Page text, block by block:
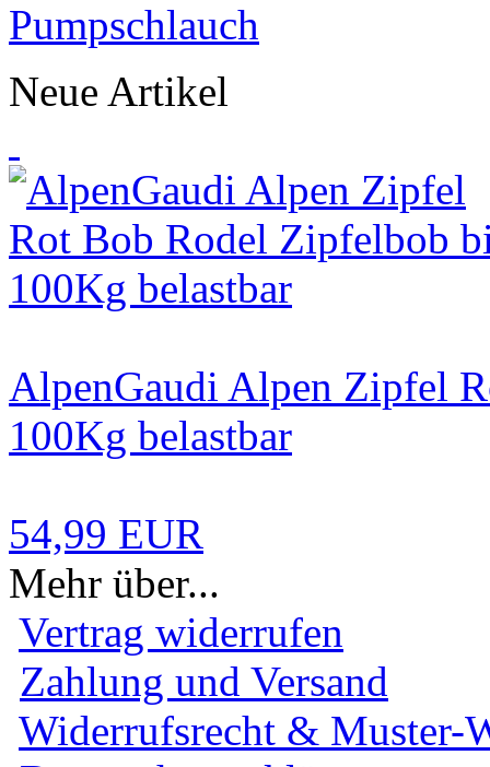
Neue Artikel
AlpenGaudi Alpen Zipfel
100Kg belastbar
54,99 EUR
Mehr über...
Vertrag widerrufen
Zahlung und Versand
Widerrufsrecht & Muster-